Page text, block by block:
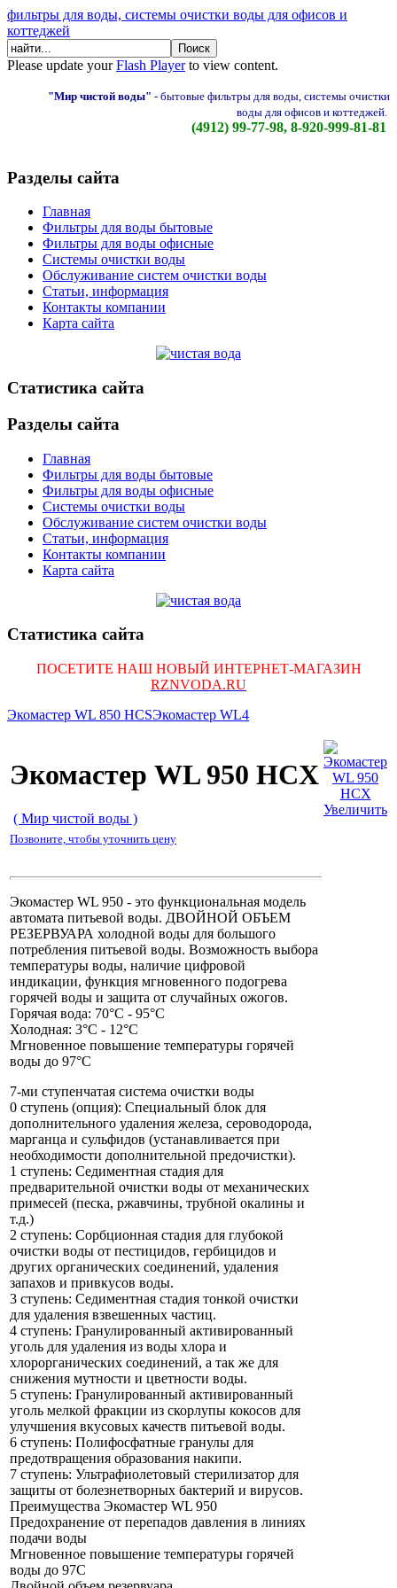
фильтры для воды, системы очистки воды для офисов и
коттеджей
Please update yourFlash Playerto view content.
"Мир чистой воды" - бытовые фильтры для воды, системы очистки
воды для офисов и коттеджей.
(4912) 99-77-98, 8-920-999-81-81
Разделы сайта
Главная
Фильтры для воды бытовые
Фильтры для воды офисные
Системы очистки воды
Обслуживание систем очистки воды
Статьи, информация
Контакты компании
Карта сайта
Статистика сайта
Разделы сайта
Главная
Фильтры для воды бытовые
Фильтры для воды офисные
Системы очистки воды
Обслуживание систем очистки воды
Статьи, информация
Контакты компании
Карта сайта
Статистика сайта
ПОСЕТИТЕ НАШ НОВЫЙ ИНТЕРНЕТ-МАГАЗИН
RZNVODA.RU
Экомастер WL 850 HCSЭкомастер WL4
Экомастер WL 950 HCX
( Мир чистой воды )
Увеличить
Позвоните, чтобы уточнить цену
Экомастер WL 950 - это функциональная модель
автомата питьевой воды. ДВОЙНОЙ ОБЪЕМ
РЕЗЕРВУАРА холодной воды для большого
потребления питьевой воды. Возможность выбора
температуры воды, наличие цифровой
индикации, функция мгновенного подогрева
горячей воды и защита от случайных ожогов.
Горячая вода: 70°C - 95°C
Холодная: 3°C - 12°C
Мгновенное повышение температуры горячей
воды до 97°C
7-ми ступенчатая система очистки воды
0 ступень (опция): Специальный блок для
дополнительного удаления железа, сероводорода,
марганца и сульфидов (устанавливается при
необходимости дополнительной предочистки).
1 ступень: Седиментная стадия для
предварительной очистки воды от механических
примесей (песка, ржавчины, трубной окалины и
т.д.)
2 ступень: Сорбционная стадия для глубокой
очистки воды от пестицидов, гербицидов и
других органических соединений, удаления
запахов и привкусов воды.
3 ступень: Седиментная стадия тонкой очистки
для удаления взвешенных частиц.
4 ступень: Гранулированный активированный
уголь для удаления из воды хлора и
хлорорганических соединений, а так же для
снижения мутности и цветности воды.
5 ступень: Гранулированный активированный
уголь мелкой фракции из скорлупы кокосов для
улучшения вкусовых качеств питьевой воды.
6 ступень: Полифосфатные гранулы для
предотвращения образования накипи.
7 ступень: Ультрафиолетовый стерилизатор для
защиты от болезнетворных бактерий и вирусов.
Преимущества Экомастер WL 950
Предохранение от перепадов давления в линиях
подачи воды
Мгновенное повышение температуры горячей
воды до 97С